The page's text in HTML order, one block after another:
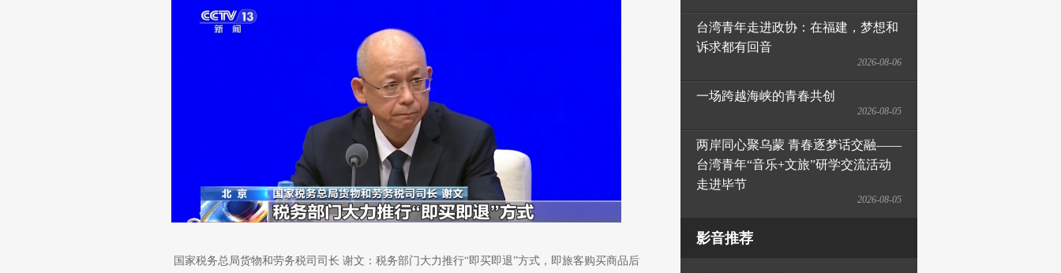
国家税务总局货物和劳务税司司长 谢文：税务部门大力推行“即买即退”方式，即旅客购买商品后
台湾青年走进政协：在福建，梦想和
诉求都有回音
2026-08-06
一场跨越海峡的青春共创
2026-08-05
两岸同心聚乌蒙 青春逐梦话交融——
台湾青年“音乐+文旅”研学交流活动
走进毕节
2026-08-05
影音推荐